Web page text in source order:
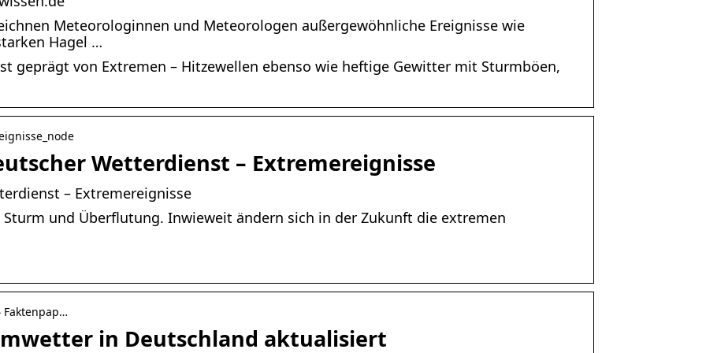
Meteorologinnen und Meteorologen außergewöhnliche Ereignisse wie
Hagel …
geprägt von Extremen – Hitzewellen ebenso wie heftige Gewitter mit Sturmböen,
Wetterdienst – Extremereignisse
– Extremereignisse
und Überflutung. Inwieweit ändern sich in der Zukunft die extremen
Faktenpap…
in Deutschland aktualisiert